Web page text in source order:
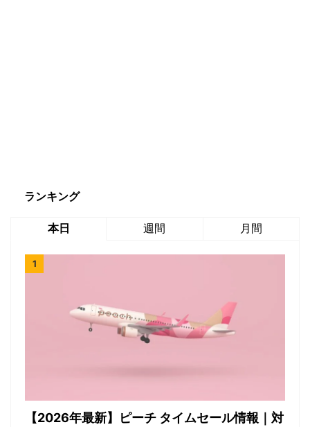
ランキング
本日 週間 月間
【2026年最新】ピーチ タイムセール情報｜対